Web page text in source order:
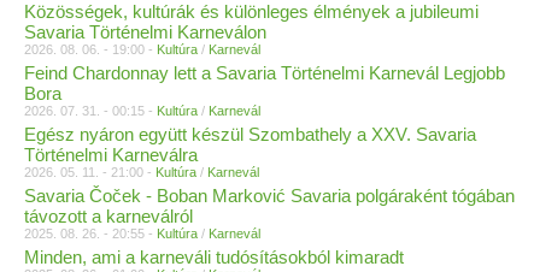
Közösségek, kultúrák és különleges élmények a jubileumi
Savaria Történelmi Karneválon
2026. 08. 06. - 19:00 - Kultúra / Karnevál
Feind Chardonnay lett a Savaria Történelmi Karnevál Legjobb
Bora
2026. 07. 31. - 00:15 - Kultúra / Karnevál
Egész nyáron együtt készül Szombathely a XXV. Savaria
Történelmi Karneválra
2026. 05. 11. - 21:00 - Kultúra / Karnevál
Savaria Čoček - Boban Marković Savaria polgáraként tógában
távozott a karneválról
2025. 08. 26. - 20:55 - Kultúra / Karnevál
Minden, ami a karneváli tudósításokból kimaradt